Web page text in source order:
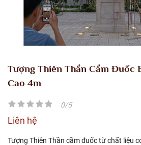
Tượng Thiên Thần Cầm Đuốc
Cao 4m
0/5
Liên hệ
Tượng Thiên Thần cầm đuốc từ chất liệu